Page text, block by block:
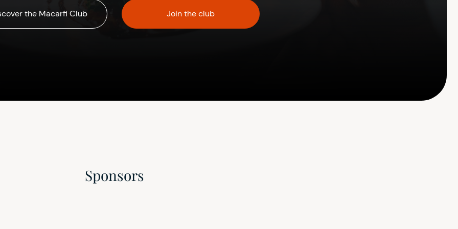
the Macarfi Club Join the club
Sponsors